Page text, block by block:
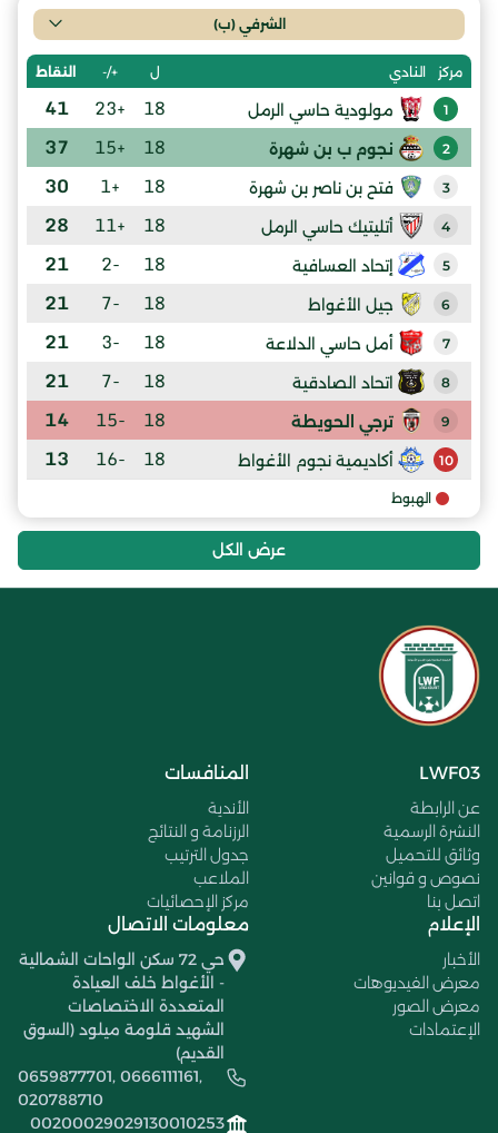
الشرفي (ب)
مركز النادي ل +/- النقاط
1 مولودية حاسي الرمل 18
+23
41
2 نجوم ب بن شهرة 18
+15
37
3 فتح بن ناصر بن شهرة 18
+1
30
4 أتليتيك حاسي الرمل 18
+11
28
5 إتحاد العسافية 18
-2
21
6 جيل الأغواط 18
-7
21
7 أمل حاسي الدلاعة 18
-3
21
8 اتحاد الصادقية 18
-7
21
9 ترجي الحويطة 18
-15
14
10 أكاديمية نجوم الأغواط 18
-16
13
الهبوط
عرض الكل
LWF03
عن الرابطة
النشرة الرسمية
وثائق للتحميل
نصوص و قوانين
اتصل بنا
المنافسات
الأندية
الرزنامة و النتائج
جدول الترتيب
الملاعب
مركز الإحصائيات
الإعلام
الأخبار
معرض الفيديوهات
معرض الصور
الإعتمادات
معلومات الاتصال
حي 72 سكن الواحات الشمالية
- الأغواط خلف العيادة
المتعددة الاختصاصات
الشهيد قلومة ميلود (السوق
القديم)
0659877701, 0666111161,
020788710
00200029029130010253